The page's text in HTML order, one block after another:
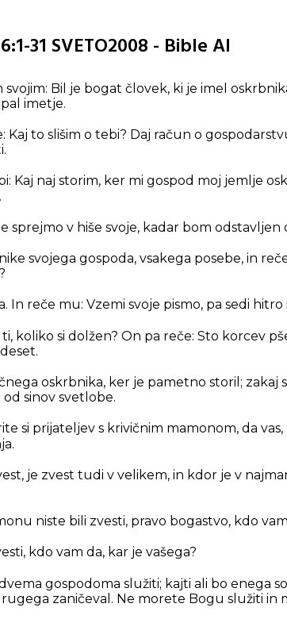
31 SVETO2008 - Bible AI
Bil je bogat človek, ki je imel
imetje.
Kaj to slišim o tebi? Daj račun o
Kaj naj storim, ker mi gospod moj jemlje
sprejmo v hiše svoje, kadar bom odstavljen
svojega gospoda, vsakega posebe, in
In reče mu: Vzemi svoje pismo, pa sedi
koliko si dolžen? On pa reče: Sto korcev
oskrbnika, ker je pametno storil; zakaj
sinov svetlobe.
si prijateljev s krivičnim mamonom, da
je zvest tudi v velikem, in kdor je v
niste bili zvesti, pravo bogastvo, kdo
kdo vam da, kar je vašega?
gospodoma služiti; kajti ali bo enega
zaničeval. Ne morete Bogu služiti in